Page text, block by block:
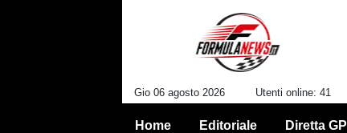
Gio 06 agosto 2026 Utenti online: 41
Home Editoriale Diretta GP